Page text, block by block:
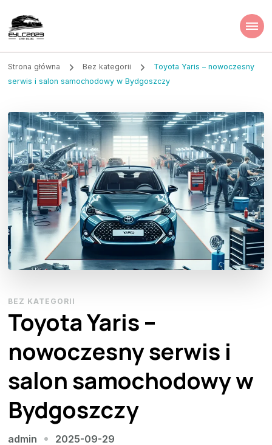
Strona główna Bez kategorii
Toyota Yaris – nowoczesny
serwis i salon samochodowy w Bydgoszczy
BEZ KATEGORII
Toyota Yaris –
nowoczesny serwis i
salon samochodowy w
Bydgoszczy
admin 2025-09-29